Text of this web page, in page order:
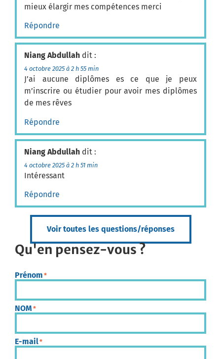
mieux élargir mes compétences merci
Répondre
Niang Abdullah dit :
4 octobre 2025 à 2 h 55 min
J’ai aucune diplômes es ce que je peux
m’inscrire ou étudier pour avoir mes diplômes
de mes rêves
Répondre
Niang Abdullah dit :
4 octobre 2025 à 2 h 51 min
Intéressant
Répondre
Voir toutes les questions/réponses
Qu'en pensez-vous ?
Prénom *
NOM *
E-mail*